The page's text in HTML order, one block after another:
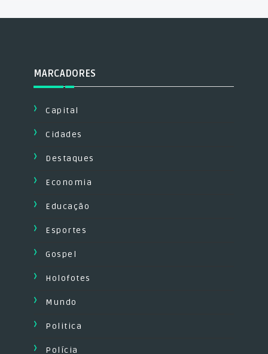
MARCADORES
Capital
Cidades
Destaques
Economia
Educação
Esportes
Gospel
Holofotes
Mundo
Politica
Polícia